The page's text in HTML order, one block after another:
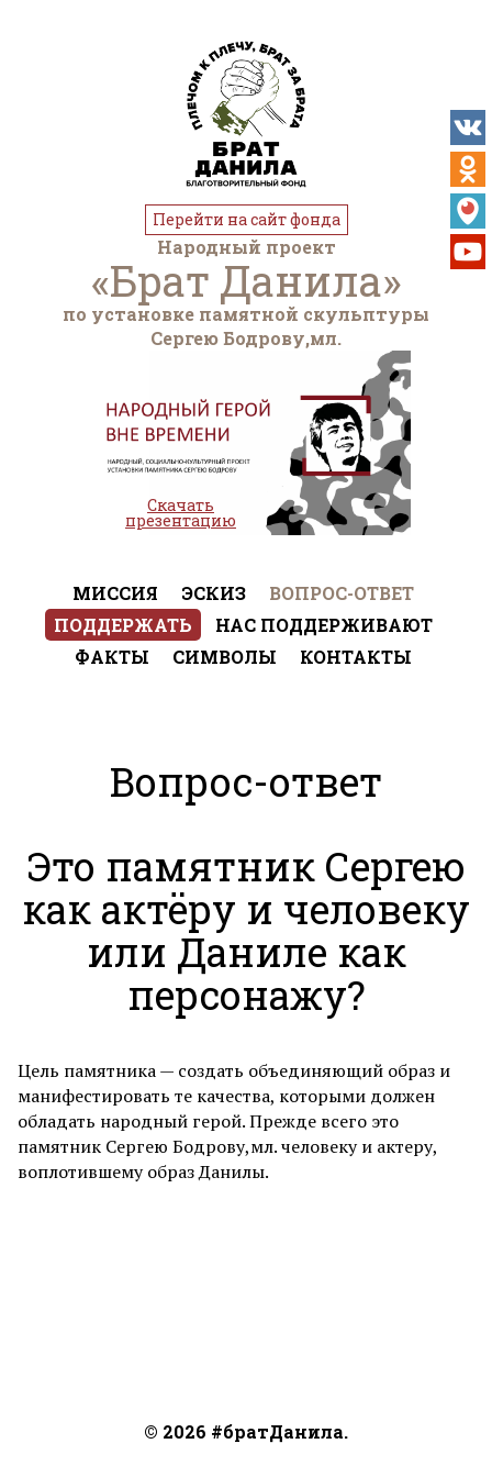
Перейти на сайт фонда
Народный проект
«Брат Данила»
по установке памятной скульптуры
Сергею Бодрову,мл.
Скачать
презентацию
МИССИЯ ЭСКИЗ
ВОПРОС-ОТВЕТ
ПОДДЕРЖАТЬ
НАС ПОДДЕРЖИВАЮТ
ФАКТЫ
СИМВОЛЫ КОНТАКТЫ
Вопрос-ответ
Это памятник Сергею
как актёру и человеку
или Даниле как
персонажу?
Цель памятника — создать объединяющий образ и
манифестировать те качества, которыми должен
обладать народный герой. Прежде всего это
памятник Сергею Бодрову,мл. человеку и актеру,
воплотившему образ Данилы.
© 2026 #братДанила.